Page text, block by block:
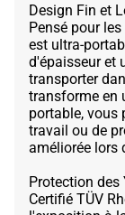
Design Fin et
Pensé pour
est ultra-
d'épaisseur et
transporter
transforme en
portable, vous
travail ou de
améliorée lors
Protection des
Certifié TÜV